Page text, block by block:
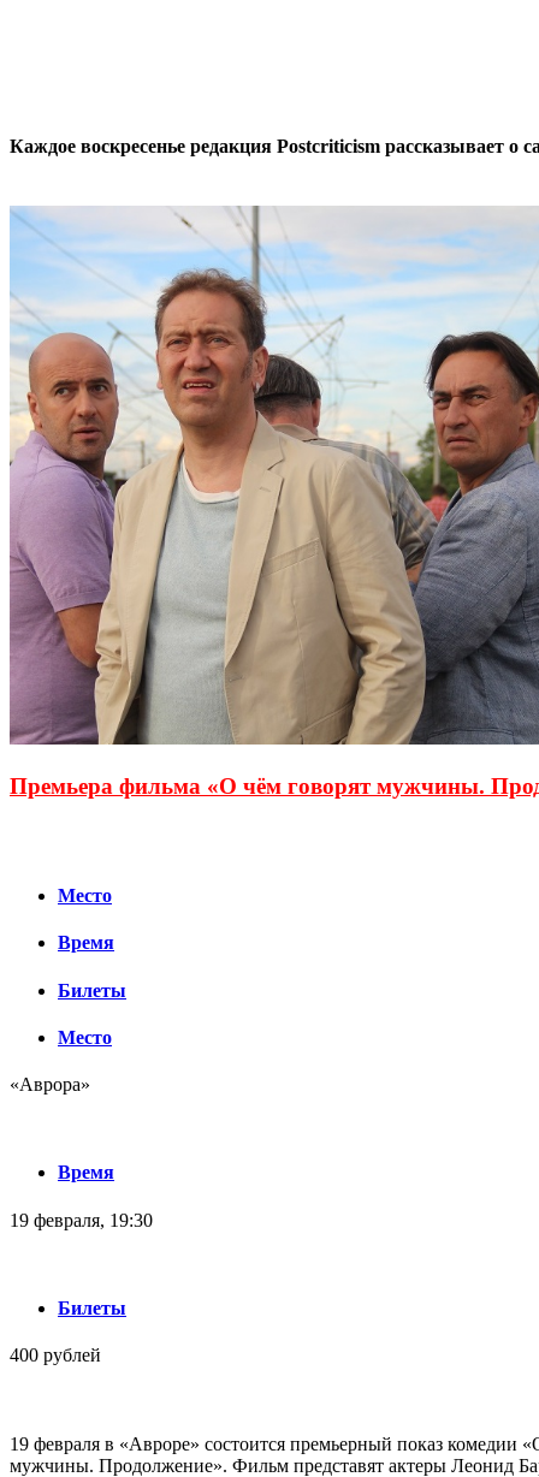
Каждое воскресенье редакция Postcriticism рассказывает
Премьера фильма «О чём говорят мужчины.
Место
Время
Билеты
Место
«Аврора»
Время
19 февраля, 19:30
Билеты
400 рублей
19 февраля в «Авроре» состоится премьерный показ комедии
мужчины. Продолжение». Фильм представят актеры Леонид